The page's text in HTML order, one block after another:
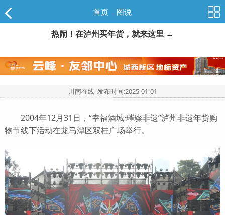
首页 图说
热闹！在泸州买年货，就来这里 →
川南在线 发布时间:2025-01-01
2004年12月31日，“幸福酒城·璀璨非遗”泸州非遗年货购
物节线下活动在龙马潭区双桂广场举行。